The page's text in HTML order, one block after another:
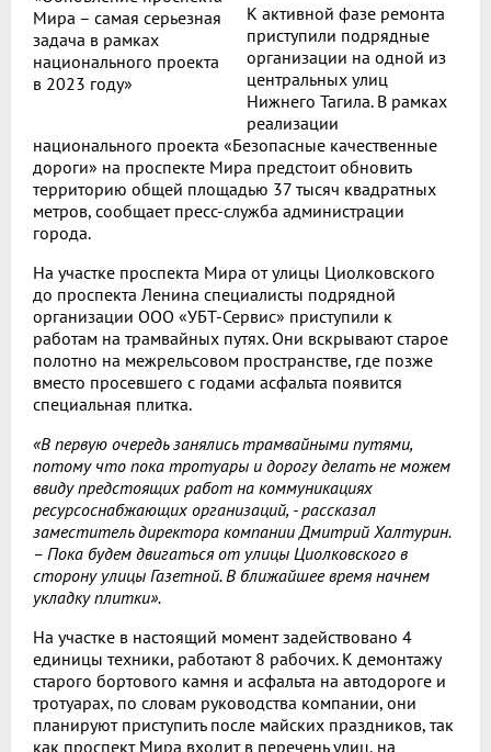
К активной фазе ремонта
приступили подрядные
организации на одной из
центральных улиц
Нижнего Тагила. В рамках
реализации
национального проекта «Безопасные качественные
дороги» на проспекте Мира предстоит обновить
территорию общей площадью 37 тысяч квадратных
метров, сообщает пресс-служба администрации
города.
На участке проспекта Мира от улицы Циолковского
до проспекта Ленина специалисты подрядной
организации ООО «УБТ-Сервис» приступили к
работам на трамвайных путях. Они вскрывают старое
полотно на межрельсовом пространстве, где позже
вместо просевшего с годами асфальта появится
специальная плитка.
«В первую очередь занялись трамвайными путями,
потому что пока тротуары и дорогу делать не можем
ввиду предстоящих работ на коммуникациях
ресурсоснабжающих организаций, - рассказал
заместитель директора компании Дмитрий Халтурин.
– Пока будем двигаться от улицы Циолковского в
сторону улицы Газетной. В ближайшее время начнем
укладку плитки».
На участке в настоящий момент задействовано 4
единицы техники, работают 8 рабочих. К демонтажу
старого бортового камня и асфальта на автодороге и
тротуарах, по словам руководства компании, они
планируют приступить после майских праздников, так
как проспект Мира входит в перечень улиц, на